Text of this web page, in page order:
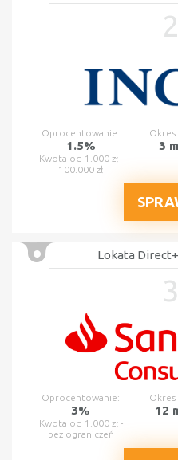
Oprocentowanie: Okres
1.5% 3
Kwota od 1.000 zł -
100.000 zł
Lokata
Oprocentowanie: Okres
3% 12
Kwota od 1.000 zł -
bez ograniczeń